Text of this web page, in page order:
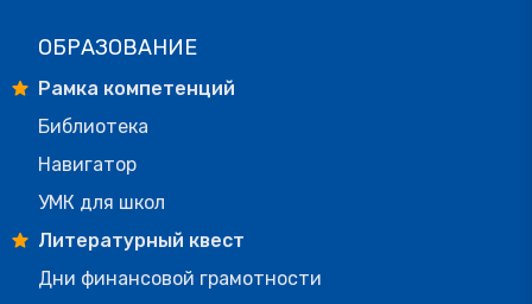
ОБРАЗОВАНИЕ
Рамка компетенций
Библиотека
Навигатор
УМК для школ
Литературный квест
Дни финансовой грамотности